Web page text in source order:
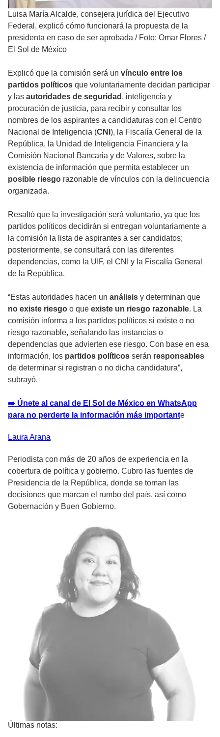
Luisa María Alcalde, consejera jurídica del Ejecutivo
Federal, explicó cómo funcionará la propuesta de la
presidenta en caso de ser aprobada / Foto: Omar Flores /
El Sol de México
Explicó que la comisión será un vínculo entre los
partidos políticos que voluntariamente decidan participar
y las autoridades de seguridad , inteligencia y
procuración de justicia, para recibir y consultar los
nombres de los aspirantes a candidaturas con el Centro
Nacional de Inteligencia (CNI ), la Fiscalía General de la
República, la Unidad de Inteligencia Financiera y la
Comisión Nacional Bancaria y de Valores, sobre la
existencia de información que permita establecer un
posible riesgo razonable de vínculos con la delincuencia
organizada.
Resaltó que la investigación será voluntario, ya que los
partidos políticos decidirán si entregan voluntariamente a
la comisión la lista de aspirantes a ser candidatos;
posteriormente, se consultará con las diferentes
dependencias, como la UIF, el CNI y la Fiscalía General
de la República.
“Estas autoridades hacen un análisis y determinan que
no existe riesgo o que existe un riesgo razonable. La
comisión informa a los partidos políticos si existe o no
riesgo razonable, señalando las instancias o
dependencias que advierten ese riesgo. Con base en esa
información, los partidos políticos serán responsables
de determinar si registran o no dicha candidatura”,
subrayó.
➡️ Únete al canal de El Sol de México en WhatsApp
para no perderte la información más importante
Laura Arana
Periodista con más de 20 años de experiencia en la
cobertura de política y gobierno. Cubro las fuentes de
Presidencia de la República, donde se toman las
decisiones que marcan el rumbo del país, así como
Gobernación y Buen Gobierno.
Últimas notas: